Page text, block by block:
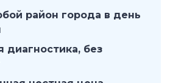
район города в день
диагностика, без